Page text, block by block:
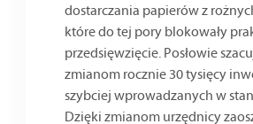
dostarczania papierów z
które do tej pory blokowały
przedsięwzięcie. Posłowie
zmianom rocznie 30 tysięcy
szybciej wprowadzanych w
Dzięki zmianom urzędnicy